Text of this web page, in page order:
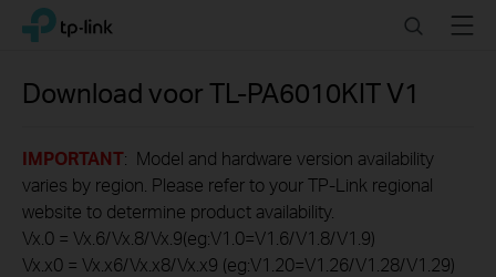
Click
navigation
TP-Link, Reliably Smart SearchMenu
Download voorTL-PA6010KITV1
IMPORTANT: Model and hardware version availability
varies by region. Please refer to your TP-Link regional
website to determine product availability.
Vx.0 = Vx.6/Vx.8/Vx.9(eg:V1.0=V1.6/V1.8/V1.9)
Vx.x0 = Vx.x6/Vx.x8/Vx.x9 (eg:V1.20=V1.26/V1.28/V1.29)